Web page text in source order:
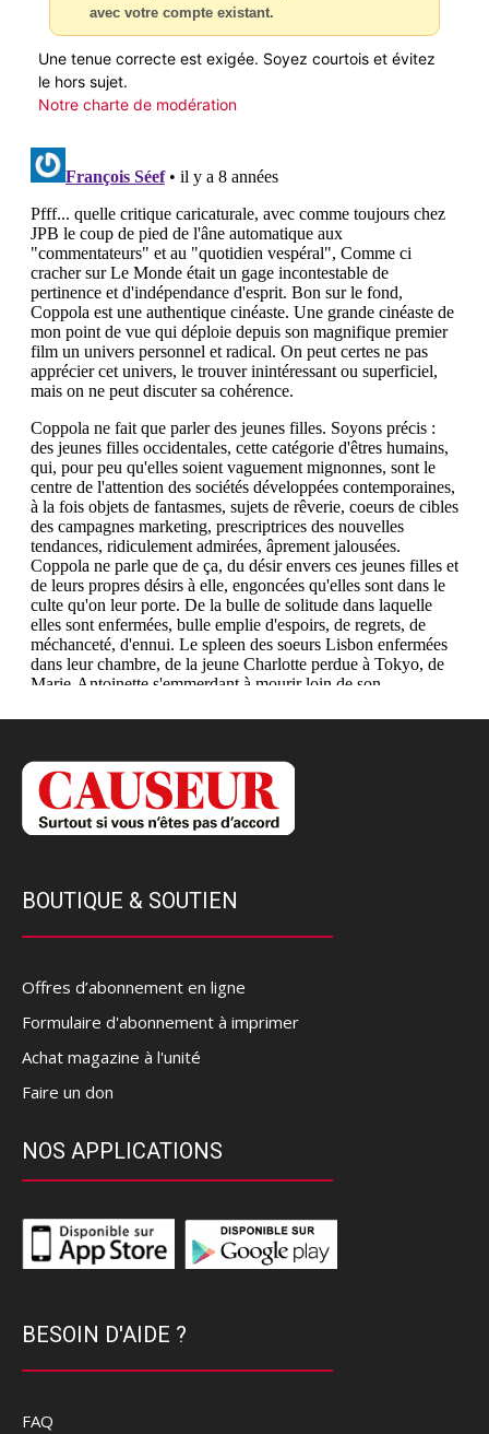
avec votre compte existant.
Une tenue correcte est exigée. Soyez courtois et évitez
le hors sujet.
Notre charte de modération
BOUTIQUE & SOUTIEN
Offres d’abonnement en ligne
Formulaire d'abonnement à imprimer
Achat magazine à l'unité
Faire un don
NOS APPLICATIONS
BESOIN D'AIDE ?
FAQ